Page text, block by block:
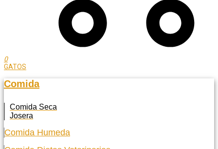
0
GATOS
Comida
Comida Seca
Josera
Comida Humeda